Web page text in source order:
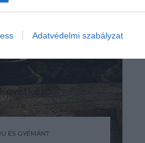
Adatvédelmi szabályzat
ÉS GYÉMÁNT
Következő